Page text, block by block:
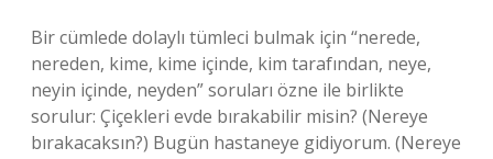
Bir cümlede dolaylı tümleci bulmak için “nerede,
nereden, kime, kime içinde, kim tarafından, neye,
neyin içinde, neyden” soruları özne ile birlikte
sorulur: Çiçekleri evde bırakabilir misin? (Nereye
bırakacaksın?) Bugün hastaneye gidiyorum. (Nereye